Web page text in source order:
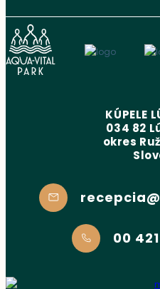
KÚPELE
034 82
okres
00